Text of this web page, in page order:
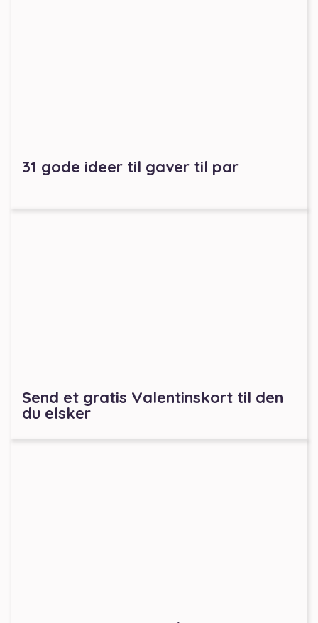
31 gode ideer til gaver til par
Send et gratis Valentinskort til den
du elsker